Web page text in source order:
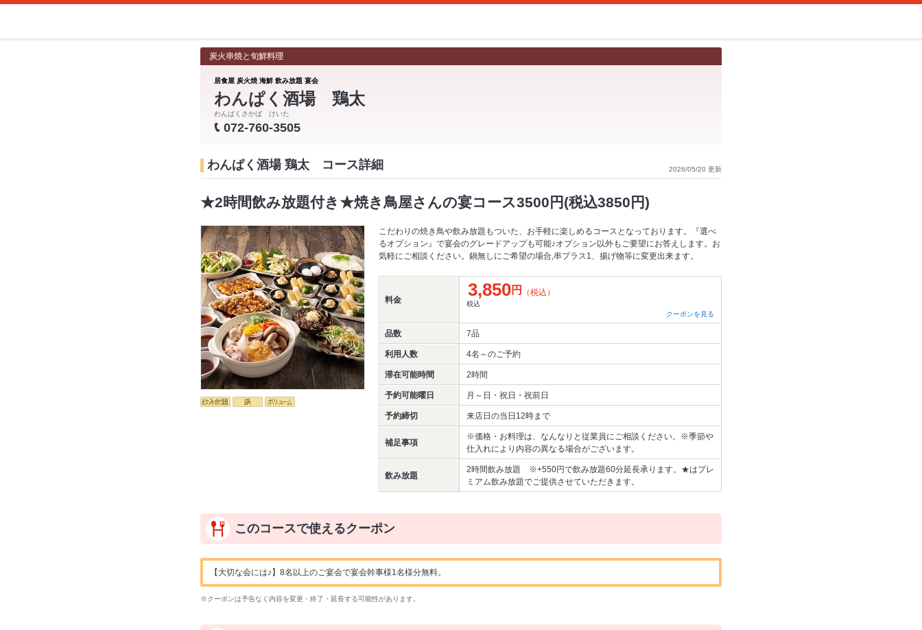
炭火串焼と旬鮮料理
居食屋 炭火焼 海鮮 飲み放題 宴会
わんぱく酒場 鶏太
わんぱくさかば けいた
072-760-3505
2026/05/20 更新
わんぱく酒場 鶏太 コース詳細
★2時間飲み放題付き★焼き鳥屋さんの宴コース3500円(税込3850円)
こだわりの焼き鳥や飲み放題もついた、お手軽に楽しめるコースとなっております。『選べ
るオプション』で宴会のグレードアップも可能♪オプション以外もご要望にお答えします。お
気軽にご相談ください。鍋無しにご希望の場合,串プラス1、揚げ物等に変更出来ます。
料金 3,850円 （税込）
税込
クーポンを見る
品数 7品
利用人数 4名～のご予約
滞在可能時間 2時間
予約可能曜日 月～日・祝日・祝前日
予約締切 来店日の当日12時まで
補足事項
※価格・お料理は、なんなりと従業員にご相談ください。※季節や
仕入れにより内容の異なる場合がございます。
飲み放題
2時間飲み放題 ※+550円で飲み放題60分延長承ります。★はプレ
ミアム飲み放題でご提供させていただきます。
このコースで使えるクーポン
【大切な会には♪】8名以上のご宴会で宴会幹事様1名様分無料。
※クーポンは予告なく内容を変更・終了・延長する可能性があります。